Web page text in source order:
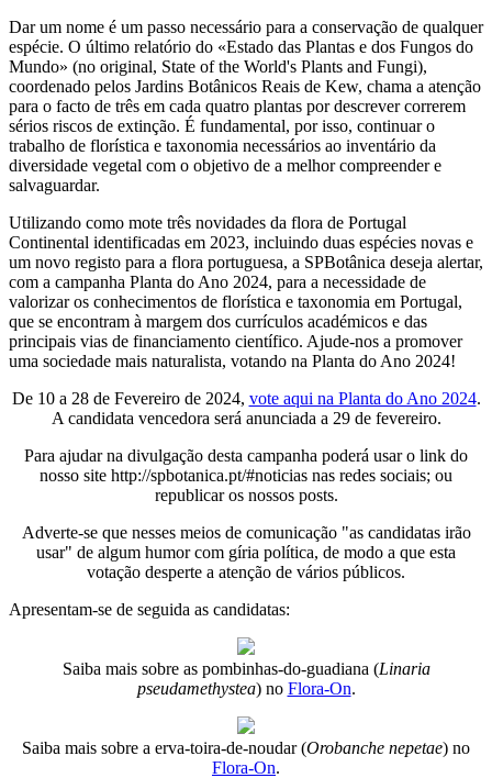
Dar um nome é um passo necessário para a conservação de qualquer
espécie. O último relatório do «Estado das Plantas e dos Fungos do
Mundo» (no original, State of the World's Plants and Fungi),
coordenado pelos Jardins Botânicos Reais de Kew, chama a atenção
para o facto de três em cada quatro plantas por descrever correrem
sérios riscos de extinção. É fundamental, por isso, continuar o
trabalho de florística e taxonomia necessários ao inventário da
diversidade vegetal com o objetivo de a melhor compreender e
salvaguardar.
Utilizando como mote três novidades da flora de Portugal
Continental identificadas em 2023, incluindo duas espécies novas e
um novo registo para a flora portuguesa, a SPBotânica deseja alertar,
com a campanha Planta do Ano 2024, para a necessidade de
valorizar os conhecimentos de florística e taxonomia em Portugal,
que se encontram à margem dos currículos académicos e das
principais vias de financiamento científico. Ajude-nos a promover
uma sociedade mais naturalista, votando na Planta do Ano 2024!
De 10 a 28 de Fevereiro de 2024, vote aqui na Planta do Ano 2024.
A candidata vencedora será anunciada a 29 de fevereiro.
Para ajudar na divulgação desta campanha poderá usar o link do
nosso site http://spbotanica.pt/#noticias nas redes sociais; ou
republicar os nossos posts.
Adverte-se que nesses meios de comunicação "as candidatas irão
usar" de algum humor com gíria política, de modo a que esta
votação desperte a atenção de vários públicos.
Apresentam-se de seguida as candidatas:
Saiba mais sobre as pombinhas-do-guadiana (Linaria
pseudamethystea) no Flora-On.
Saiba mais sobre a erva-toira-de-noudar (Orobanche nepetae) no
Flora-On.